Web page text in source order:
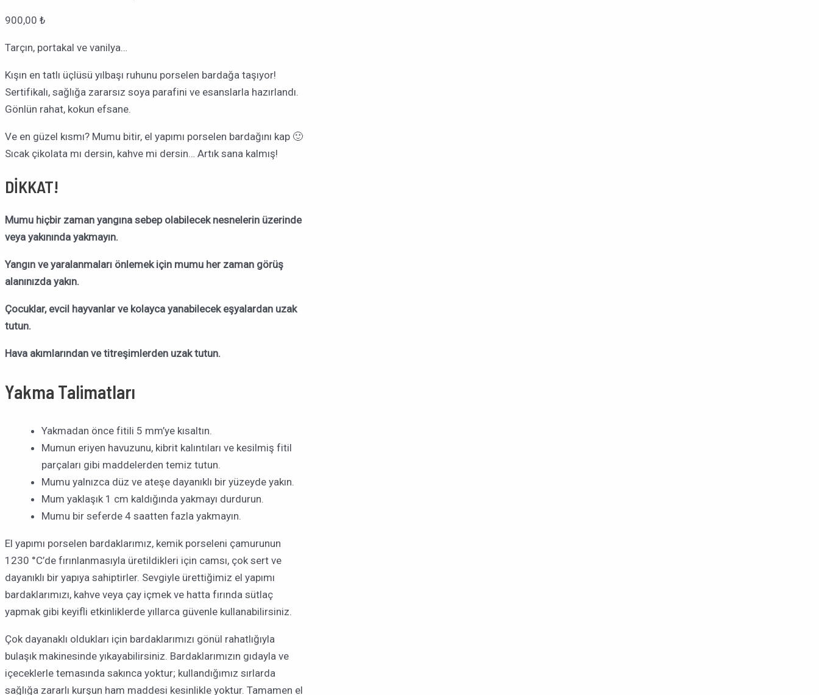
900,00 ₺
Tarçın, portakal ve vanilya…
Kışın en tatlı üçlüsü yılbaşı ruhunu porselen bardağa taşıyor!
Sertifikalı, sağlığa zararsız soya parafini ve esanslarla hazırlandı.
Gönlün rahat, kokun efsane.
Ve en güzel kısmı? Mumu bitir, el yapımı porselen bardağını kap 🙂
Sıcak çikolata mı dersin, kahve mi dersin… Artık sana kalmış!
DİKKAT!
Mumu hiçbir zaman yangına sebep olabilecek nesnelerin üzerinde
veya yakınında yakmayın.
Yangın ve yaralanmaları önlemek için mumu her zaman görüş
alanınızda yakın.
Çocuklar, evcil hayvanlar ve kolayca yanabilecek eşyalardan uzak
tutun.
Hava akımlarından ve titreşimlerden uzak tutun.
Yakma Talimatları
Yakmadan önce fitili 5 mm’ye kısaltın.
Mumun eriyen havuzunu, kibrit kalıntıları ve kesilmiş fitil
parçaları gibi maddelerden temiz tutun.
Mumu yalnızca düz ve ateşe dayanıklı bir yüzeyde yakın.
Mum yaklaşık 1 cm kaldığında yakmayı durdurun.
Mumu bir seferde 4 saatten fazla yakmayın.
El yapımı porselen bardaklarımız, kemik porseleni çamurunun
1230 °C’de fırınlanmasıyla üretildikleri için camsı, çok sert ve
dayanıklı bir yapıya sahiptirler. Sevgiyle ürettiğimiz el yapımı
bardaklarımızı, kahve veya çay içmek ve hatta fırında sütlaç
yapmak gibi keyifli etkinliklerde yıllarca güvenle kullanabilirsiniz.
Çok dayanaklı oldukları için bardaklarımızı gönül rahatlığıyla
bulaşık makinesinde yıkayabilirsiniz. Bardaklarımızın gıdayla ve
içeceklerle temasında sakınca yoktur; kullandığımız sırlarda
sağlığa zararlı kurşun ham maddesi kesinlikle yoktur. Tamamen el